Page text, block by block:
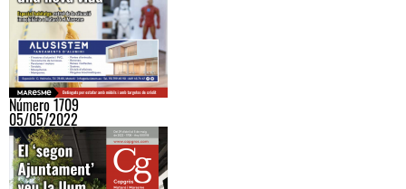
Número 1709
05/05/2022